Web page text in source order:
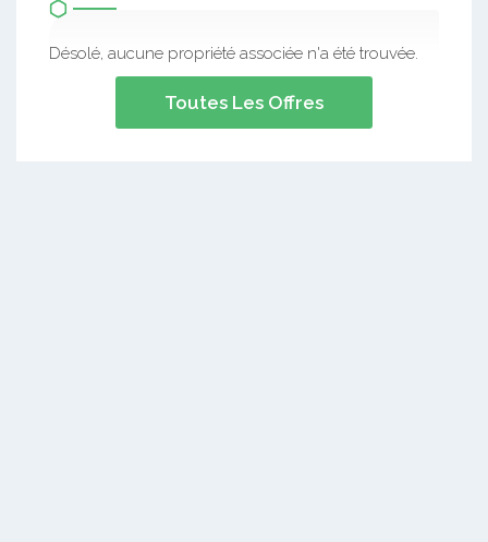
Désolé, aucune propriété associée n'a été trouvée.
Toutes Les Offres